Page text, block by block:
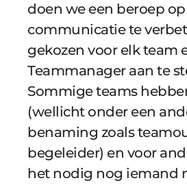
doen we een beroep
communicatie te
gekozen voor elk team
Teammanager aan te
Sommige teams
(wellicht onder een
benaming zoals
begeleider) en voor
het nodig nog iemand